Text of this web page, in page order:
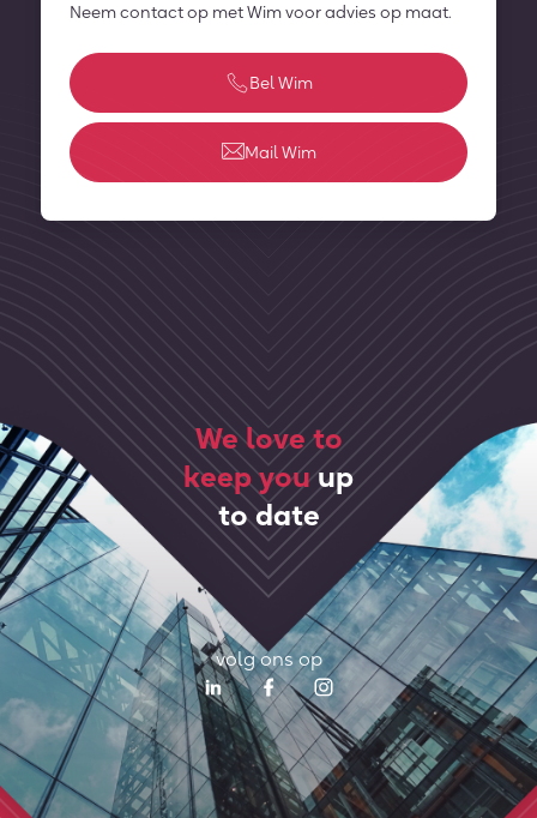
Neem contact op met Wim voor advies op maat.
Bel Wim
Mail Wim
We love to
keep youup
to date
volg ons op